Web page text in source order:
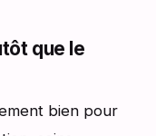
que le
bien pour